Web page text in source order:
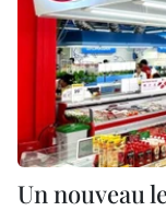
Un nouveau